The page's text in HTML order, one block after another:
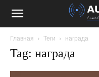
Главная Теги награда
Tag: награда